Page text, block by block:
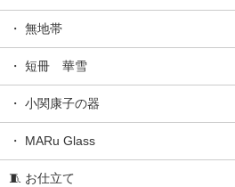
・ 無地帯
・ 短冊 華雪
・ 小関康子の器
・ MARu Glass
🧵 お仕立て